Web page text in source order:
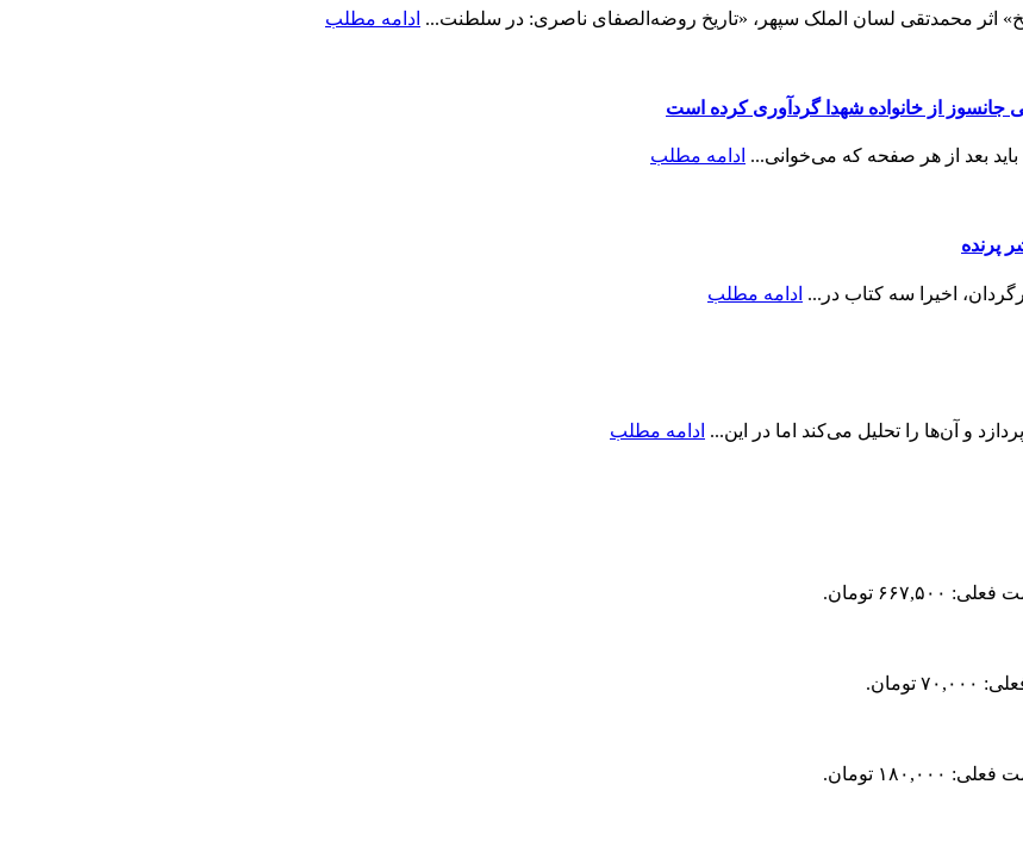
اثر محمدتقی لسان الملک سپهر، «تاریخ روضه‌الصفای ناصری: در سلطنت... ادامه مطلب
جانسوز از خانواده شهدا گردآوری کرده است
بعد از هر صفحه که می‌خوانی... ادامه مطلب
پرنده
اخیرا سه کتاب در... ادامه مطلب
و آن‌ها را تحلیل می‌کند اما در این... ادامه مطلب
۶۶۷,۵۰۰ تومان.
تومان.
۱۸۰,۰۰۰ تومان.